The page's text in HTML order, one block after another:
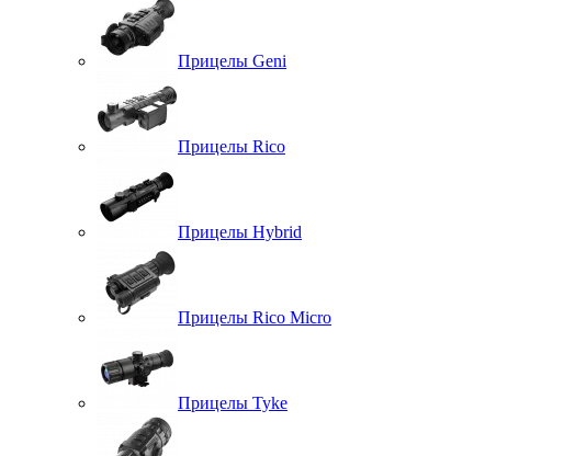
Прицелы Geni
Прицелы Rico
Прицелы Hybrid
Прицелы Rico Micro
Прицелы Tyke